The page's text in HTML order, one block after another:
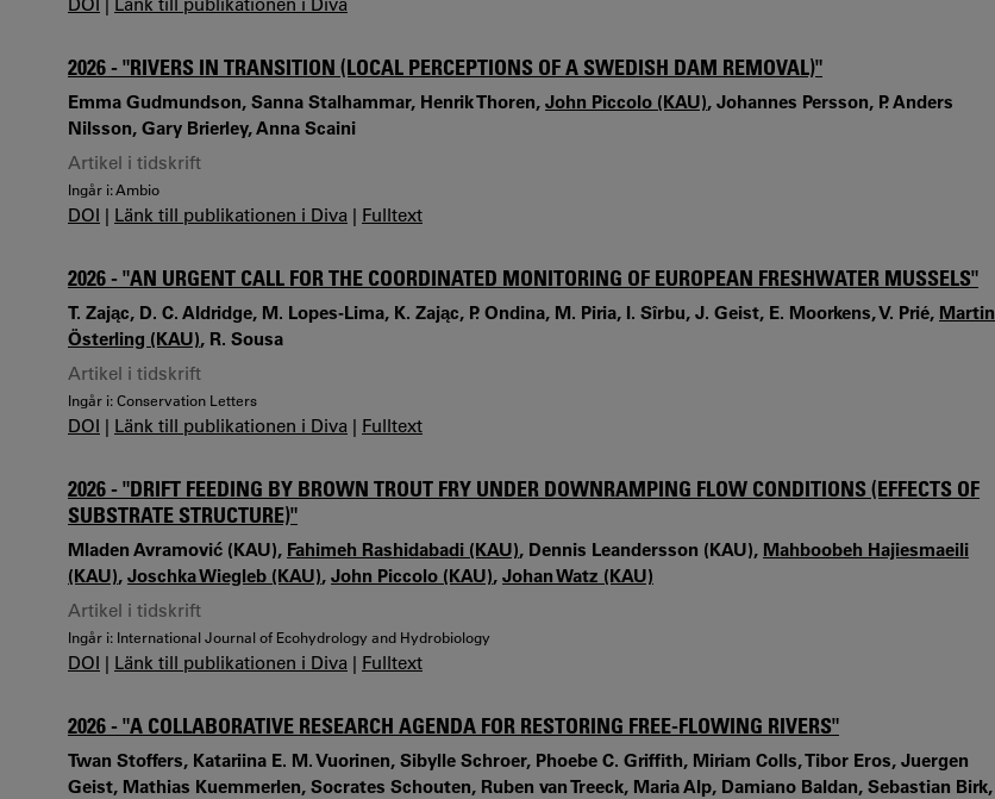
2026 - "RIVERS IN TRANSITION (LOCAL PERCEPTIONS OF A SWEDISH DAM REMOVAL)"
Emma Gudmundson, Sanna Stalhammar, Henrik Thoren, John Piccolo (KAU), Johannes Persson, P. Anders
Nilsson, Gary Brierley, Anna Scaini
Artikel i tidskrift
Ingår i: Ambio
DOI | Länk till publikationen i Diva | Fulltext
2026 - "AN URGENT CALL FOR THE COORDINATED MONITORING OF EUROPEAN FRESHWATER MUSSELS"
T. Zając, D. C. Aldridge, M. Lopes-Lima, K. Zając, P. Ondina, M. Piria, I. Sîrbu, J. Geist, E. Moorkens, V. Prié, Martin
Österling (KAU), R. Sousa
Artikel i tidskrift
Ingår i: Conservation Letters
DOI | Länk till publikationen i Diva | Fulltext
2026 - "DRIFT FEEDING BY BROWN TROUT FRY UNDER DOWNRAMPING FLOW CONDITIONS (EFFECTS OF
SUBSTRATE STRUCTURE)"
Mladen Avramović (KAU), Fahimeh Rashidabadi (KAU), Dennis Leandersson (KAU), Mahboobeh Hajiesmaeili
(KAU), Joschka Wiegleb (KAU), John Piccolo (KAU), Johan Watz (KAU)
Artikel i tidskrift
Ingår i: International Journal of Ecohydrology and Hydrobiology
DOI | Länk till publikationen i Diva | Fulltext
2026 - "A COLLABORATIVE RESEARCH AGENDA FOR RESTORING FREE-FLOWING RIVERS"
Twan Stoffers, Katariina E. M. Vuorinen, Sibylle Schroer, Phoebe C. Griffith, Miriam Colls, Tibor Eros, Juergen
Geist, Mathias Kuemmerlen, Socrates Schouten, Ruben van Treeck, Maria Alp, Damiano Baldan, Sebastian Birk,